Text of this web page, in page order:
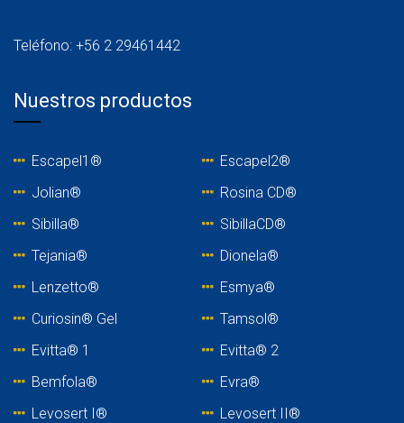
Teléfono: +56 2 29461442
Nuestros productos
Escapel1®
Escapel2®
Jolian®
Rosina CD®
Sibilla®
SibillaCD®
Tejania®
Dionela®
Lenzetto®
Esmya®
Curiosin® Gel
Tamsol®
Evitta® 1
Evitta® 2
Bemfola®
Evra®
Levosert I®
Levosert II®